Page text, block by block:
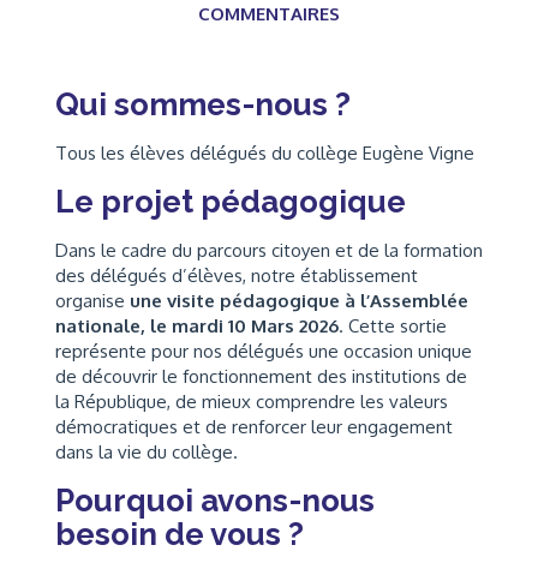
COMMENTAIRES
Qui sommes-nous ?
Tous les élèves délégués du collège Eugène Vigne
Le projet pédagogique
Dans le cadre du parcours citoyen et de la formation
des délégués d’élèves, notre établissement
organise une visite pédagogique à l’Assemblée
nationale, le mardi 10 Mars 2026. Cette sortie
représente pour nos délégués une occasion unique
de découvrir le fonctionnement des institutions de
la République, de mieux comprendre les valeurs
démocratiques et de renforcer leur engagement
dans la vie du collège.
Pourquoi avons-nous
besoin de vous ?